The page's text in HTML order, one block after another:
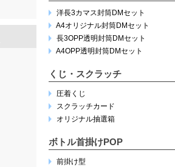
洋長3カマス封筒DMセット
A4オリジナル封筒DMセット
長3OPP透明封筒DMセット
A4OPP透明封筒DMセット
くじ・スクラッチ
圧着くじ
スクラッチカード
オリジナル抽選箱
ボトル首掛けPOP
前掛け型